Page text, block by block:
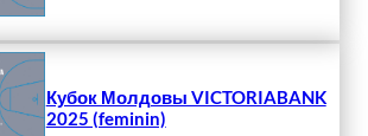
Кубок Молдовы VICTORIABANK
2025 (feminin)